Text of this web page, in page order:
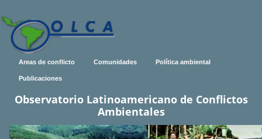
Areas de conflicto Comunidades Política ambiental
Publicaciones
Observatorio Latinoamericano de Conflictos
Ambientales